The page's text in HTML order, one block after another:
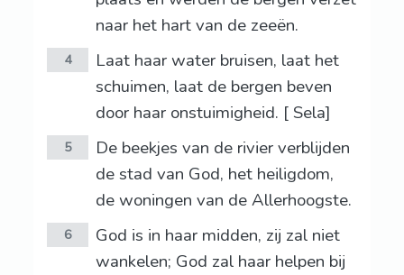
naar het hart van de zeeën.
4
Laat haar water bruisen, laat het
schuimen, laat de bergen beven
door haar onstuimigheid. [ Sela]
5
De beekjes van de rivier verblijden
de stad van God, het heiligdom,
de woningen van de Allerhoogste.
6
God is in haar midden, zij zal niet
wankelen; God zal haar helpen bij